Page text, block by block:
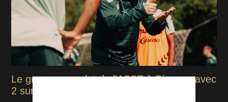
Le groupe complet de l'ASSE à Divonne avec
2 surprises